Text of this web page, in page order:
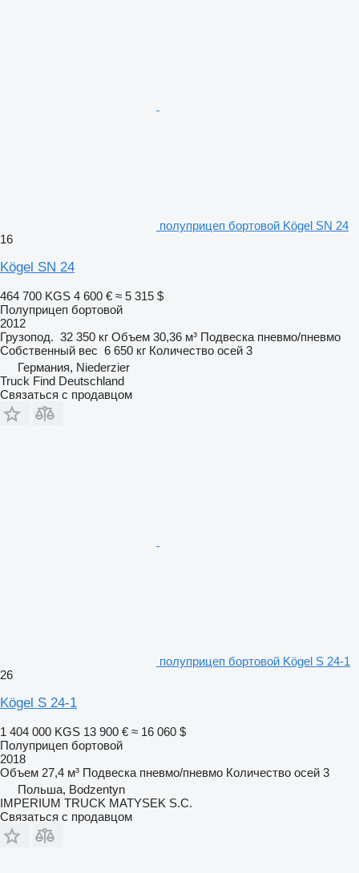
полуприцеп бортовой Kögel SN 24
16
Kögel SN 24
464 700 KGS 4 600 € ≈ 5 315 $
Полуприцеп бортовой
2012
Грузопод. 32 350 кг Объем 30,36 м³ Подвеска пневмо/пневмо
Собственный вес 6 650 кг Количество осей 3
Германия, Niederzier
Truck Find Deutschland
Связаться с продавцом
полуприцеп бортовой Kögel S 24-1
26
Kögel S 24-1
1 404 000 KGS 13 900 € ≈ 16 060 $
Полуприцеп бортовой
2018
Объем 27,4 м³ Подвеска пневмо/пневмо Количество осей 3
Польша, Bodzentyn
IMPERIUM TRUCK MATYSEK S.C.
Связаться с продавцом